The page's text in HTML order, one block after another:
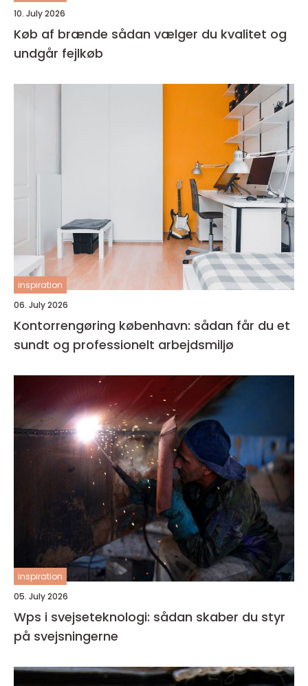
10. July 2026
Køb af brænde sådan vælger du kvalitet og
undgår fejlkøb
inspiration
06. July 2026
Kontorrengøring københavn: sådan får du et
sundt og professionelt arbejdsmiljø
inspiration
05. July 2026
Wps i svejseteknologi: sådan skaber du styr
på svejsningerne